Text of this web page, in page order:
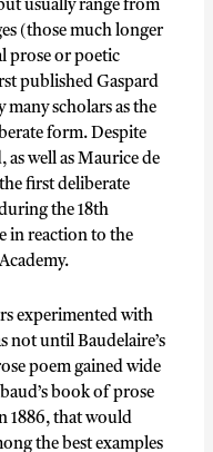
usually range from
(those much longer
prose or poetic
published Gaspard
many scholars as the
form. Despite
well as Maurice de
first deliberate
the 18th
in reaction to the
experimented with
not until Baudelaire’s
poem gained wide
book of prose
1886, that would
the best examples